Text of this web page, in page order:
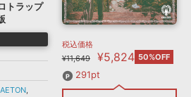
»
音楽カード
SONOCA
ン・エフェクト
効果音
トラップ
,
税込価格
¥11,649
¥5,824 50%OFF
291pt